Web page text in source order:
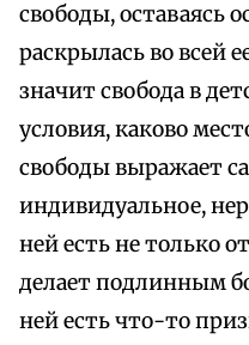
свободы, оставаясь
раскрылась во всей
значит свобода в
условия, каково
свободы выражает
индивидуальное,
ней есть не только
делает подлинным
ней есть что-то